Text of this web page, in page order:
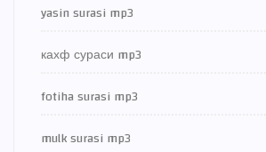
yasin surasi mp3
кахф сураси mp3
fotiha surasi mp3
mulk surasi mp3